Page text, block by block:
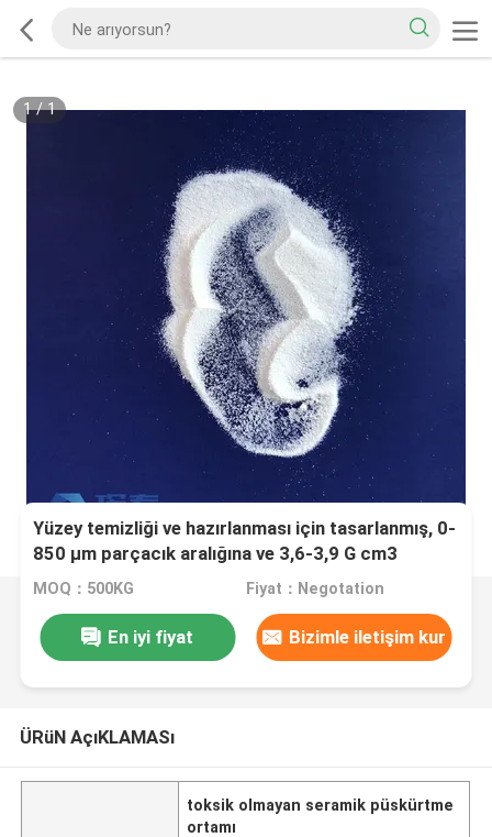
1/1
Yüzey temizliği ve hazırlanması için tasarlanmış, 0-
850 μm parçacık aralığına ve 3,6-3,9 G cm3
yoğunluğa sahip, toksik olmayan ve çevre dostu
MOQ：500KG Fiyat：Negotation
En iyi fiyat Bizimle iletişim kur
ÜRüN AçıKLAMASı
toksik olmayan seramik püskürtme
ortamı